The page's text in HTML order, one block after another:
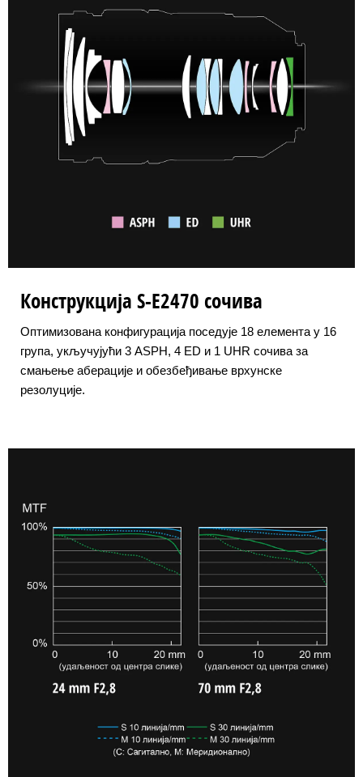
Конструкција S-E2470 сочива
Оптимизована конфигурација поседује 18 елемента у 16
група, укључујући 3 ASPH, 4 ED и 1 UHR сочива за
смањење аберације и обезбеђивање врхунске
резолуције.